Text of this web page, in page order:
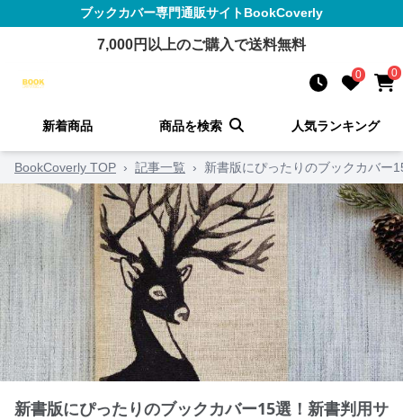
ブックカバー専門通販サイトBookCoverly
7,000円以上のご購入で送料無料
0 0
新着商品 商品を検索 人気ランキング
BookCoverly TOP › 記事一覧 › 新書版にぴったりのブックカバー
新書版にぴったりのブックカバー15選！新書判用サ